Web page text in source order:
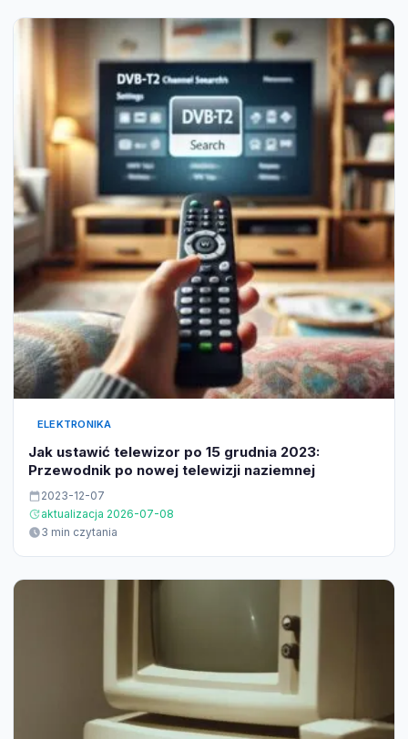
ELEKTRONIKA
Jak ustawić telewizor po 15 grudnia 2023:
Przewodnik po nowej telewizji naziemnej
2023-12-07
aktualizacja 2026-07-08
3 min czytania